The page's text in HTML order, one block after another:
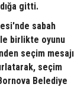
gitti.
sabah
birlikte oyunu
seçim mesajı
seçim
Belediye